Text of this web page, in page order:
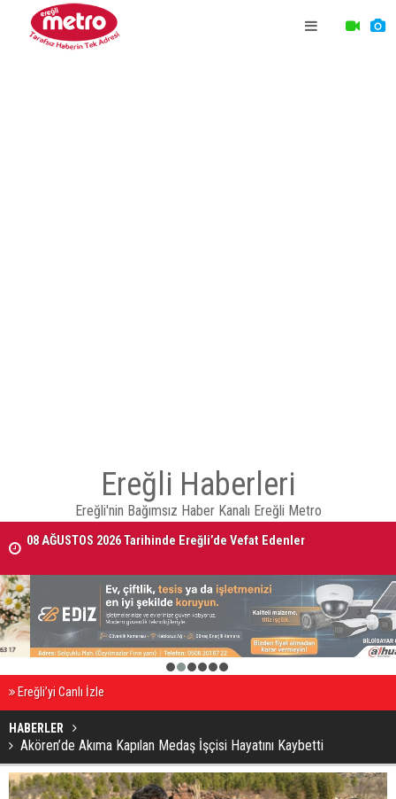
Ereğli Haberleri
Ereğli'nin Bağımsız Haber Kanalı Ereğli Metro
08 AĞUSTOS 2026 Tarihinde Ereğli’de Vefat Edenler
Ereğli Kaymakam Genel, Genç Voleybolcuların Antrenmanını İzledi
2 3 4 5 6
Ereğli’yi Canlı İzle
HABERLER
Akören’de Akıma Kapılan Medaş İşçisi Hayatını Kaybetti